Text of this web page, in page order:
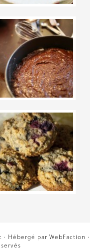
· Hébergé par WebFaction ·